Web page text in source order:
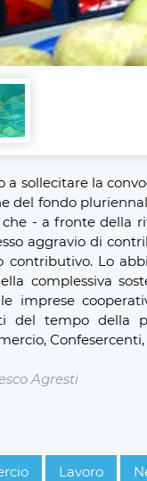
a sollecitare la
del fondo
che - a fronte della
aggravio di
contributivo. Lo
complessiva
imprese
del tempo della
Agresti
Lavoro